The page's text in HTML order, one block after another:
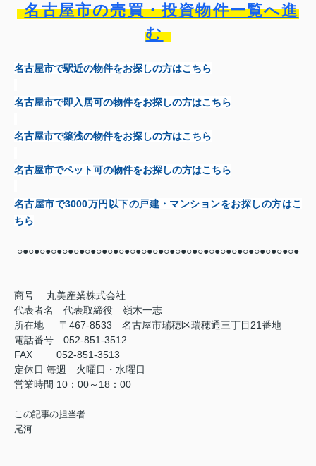
名古屋市の売買・投資物件一覧へ進
む
名古屋市で駅近の物件をお探しの方はこちら
名古屋市で即入居可の物件をお探しの方はこちら
名古屋市で築浅の物件をお探しの方はこちら
名古屋市でペット可の物件をお探しの方はこちら
名古屋市で3000万円以下の戸建・マンションをお探しの方はこ
ちら
○●○●○●○●○●○●○●○●○●○●○●○●○●○●○●○●○●○●○●○●○●○●○●○●○●
商号
丸美産業株式会社
代表者名 代表取締役 嶺木一志
所在地 〒467-8533 名古屋市瑞穂区瑞穂通三丁目21番地
電話番号 052-851-3512
FAX
052-851-3513
定休日 毎週 火曜日・水曜日
営業時間 10：00～18：00
この記事の担当者
尾河